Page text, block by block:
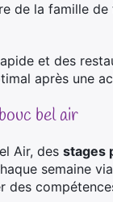
de la famille de
et des
après une
bel air
Air, des stages
semaine